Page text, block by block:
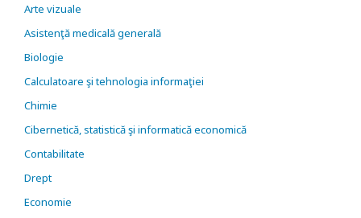
Arte vizuale
Asistenţă medicală generală
Biologie
Calculatoare şi tehnologia informaţiei
Chimie
Cibernetică, statistică şi informatică economică
Contabilitate
Drept
Economie